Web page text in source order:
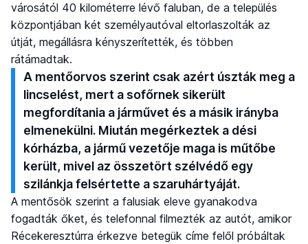
városától 40 kilométerre lévő faluban, de a település
központjában két személyautóval eltorlaszolták az
útját, megállásra kényszerítették, és többen
rátámadtak.
A mentőorvos szerint csak azért úszták meg a
lincselést, mert a sofőrnek sikerült
megfordítania a járművet és a másik irányba
elmenekülni. Miután megérkeztek a dési
kórházba, a jármű vezetője maga is műtőbe
került, mivel az összetört szélvédő egy
szilánkja felsértette a szaruhártyáját.
A mentősök szerint a falusiak eleve gyanakodva
fogadták őket, és telefonnal filmezték az autót, amikor
Récekeresztúrra érkezve betegük címe felől próbáltak